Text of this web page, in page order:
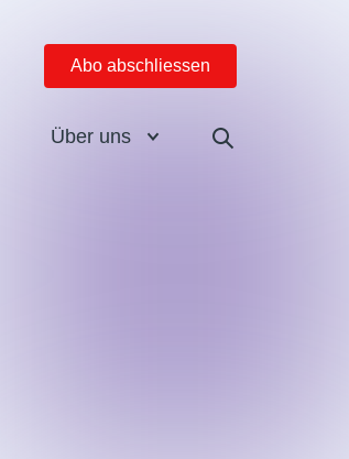
Abo abschliessen
Über uns